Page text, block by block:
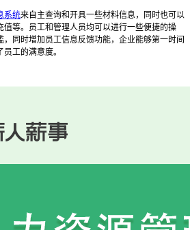
系统来自主查询和开具一些材料信息，同时也可以
值等。员工和管理人员均可以进行一些便捷的操
同时增加员工信息反馈功能，企业能够第一时间
工的满意度。